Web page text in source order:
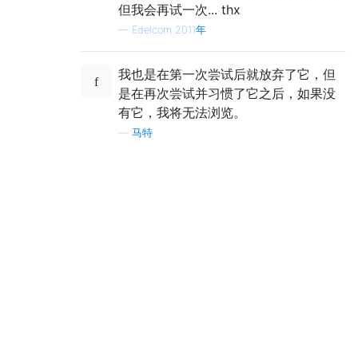
但我会再试一次... thx
— Edelcom 2011年
我也是在第一次尝试后就放弃了它，但
是在再次尝试并习惯了它之后，如果没
有它，我将无法浏览。
马特